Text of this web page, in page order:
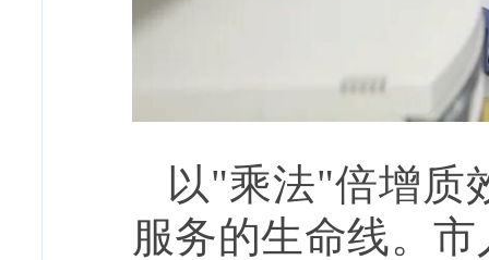
以"乘法"倍增质
服务的生命线。